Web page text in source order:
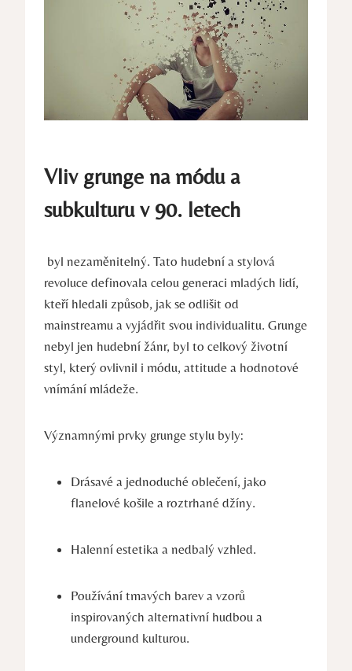
Vliv grunge na módu a
subkulturu v⁣ 90. ‌letech
‍ byl nezaměnitelný. Tato hudební‌ a stylová⁤
revoluce⁣ definovala⁣ celou generaci mladých lidí,
kteří⁤ hledali způsob, jak se odlišit od⁣
mainstreamu a vyjádřit svou individualitu. Grunge⁢
nebyl jen hudební žánr, byl to celkový životní
styl, který ovlivnil​ i módu, attitude a hodnotové
vnímání mládeže.
Významnými prvky grunge ‍stylu byly:
Drásavé a jednoduché⁢ oblečení, jako
flanelové košile a roztrhané ​džíny.
Halenní estetika ‍a nedbalý vzhled.
Používání tmavých barev​ a⁤ vzorů‌
inspirovaných alternativní hudbou a⁣
underground kulturou.